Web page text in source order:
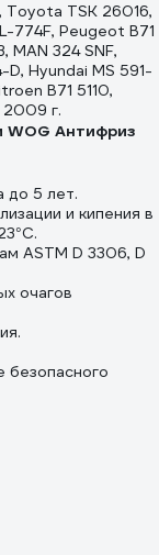
Toyota TSK 26016,
774F, Peugeot B71
MAN 324 SNF,
Hyundai MS 591-
B71 5110,
2009 г.
Антифриз
до 5 лет.
и кипения в
ASTM D 3306, D
очагов
безопасного